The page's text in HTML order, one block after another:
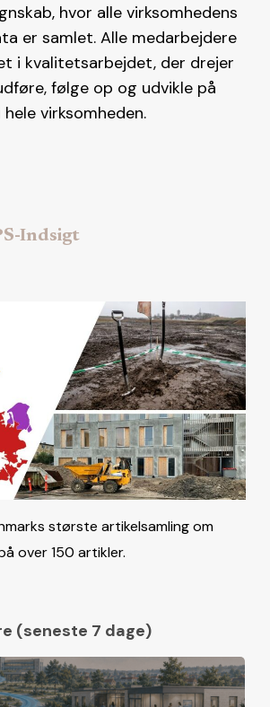
hvor alle virksomhedens
er samlet. Alle medarbejdere
i kvalitetsarbejdet, der drejer
følge op og udvikle på
virksomheden.
Indsigt
største artikelsamling om
over 150 artikler.
(seneste 7 dage)